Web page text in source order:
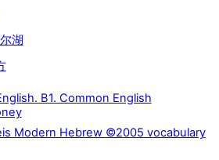
湖
B1. Common English
Modern Hebrew ©2005 vocabulary